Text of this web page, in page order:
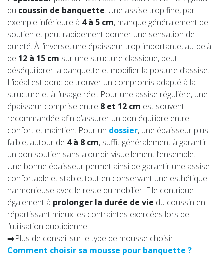
du coussin de banquette. Une assise trop fine, par
exemple inférieure à 4 à 5 cm, manque généralement de
soutien et peut rapidement donner une sensation de
dureté. À l’inverse, une épaisseur trop importante, au-delà
de 12 à 15 cm sur une structure classique, peut
déséquilibrer la banquette et modifier la posture d’assise.
L’idéal est donc de trouver un compromis adapté à la
structure et à l’usage réel. Pour une assise régulière, une
épaisseur comprise entre 8 et 12 cm est souvent
recommandée afin d’assurer un bon équilibre entre
confort et maintien. Pour un dossier, une épaisseur plus
faible, autour de 4 à 8 cm, suffit généralement à garantir
un bon soutien sans alourdir visuellement l’ensemble.
Une bonne épaisseur permet ainsi de garantir une assise
confortable et stable, tout en conservant une esthétique
harmonieuse avec le reste du mobilier. Elle contribue
également à prolonger la durée de vie du coussin en
répartissant mieux les contraintes exercées lors de
l’utilisation quotidienne.
➡️Plus de conseil sur le type de mousse choisir :
Comment choisir sa mousse pour banquette ?